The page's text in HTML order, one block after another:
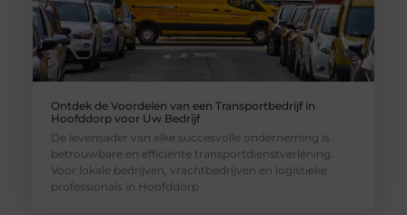
Ontdek de Voordelen van een Transportbedrijf in
Hoofddorp voor Uw Bedrijf
De levensader van elke succesvolle onderneming is
betrouwbare en efficiënte transportdienstverlening.
Voor lokale bedrijven, vrachtbedrijven en logistieke
professionals in Hoofddorp